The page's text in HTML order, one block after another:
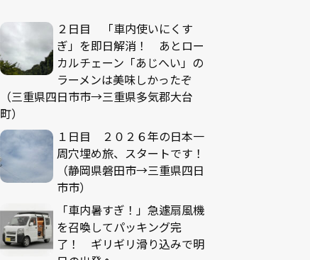
２日目 「車内使いにくす
ぎ」を即日解消！ あとロー
カルチェーン「あじへい」の
ラーメンは美味しかったぞ
（三重県四日市市→三重県多気郡大台
町）
１日目 ２０２６年の日本一
周穴埋め旅、スタートです！
（静岡県磐田市→三重県四日
市市）
「車内暑すぎ！」急遽扇風機
を召喚してパッキング完
了！ ギリギリ滑り込みで明